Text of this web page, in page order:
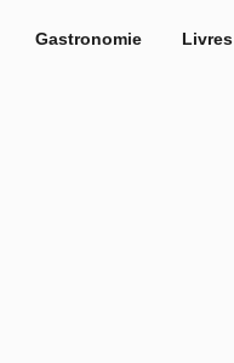
Gastronomie Livres